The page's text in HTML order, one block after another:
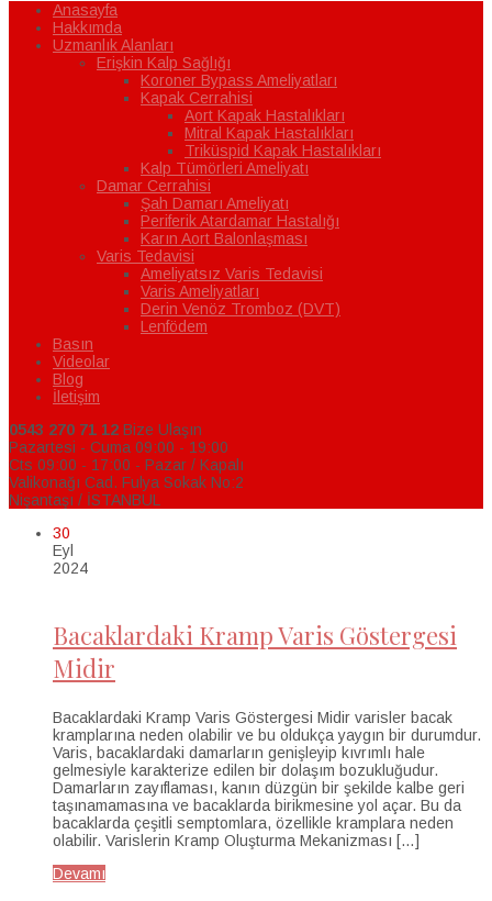
Anasayfa
Hakkımda
Uzmanlık Alanları
Erişkin Kalp Sağlığı
Koroner Bypass Ameliyatları
Kapak Cerrahisi
Aort Kapak Hastalıkları
Mitral Kapak Hastalıkları
Triküspid Kapak Hastalıkları
Kalp Tümörleri Ameliyatı
Damar Cerrahisi
Şah Damarı Ameliyatı
Periferik Atardamar Hastalığı
Karın Aort Balonlaşması
Varis Tedavisi
Ameliyatsız Varis Tedavisi
Varis Ameliyatları
Derin Venöz Tromboz (DVT)
Lenfödem
Basın
Videolar
Blog
İletişim
0543 270 71 12 Bize Ulaşın
Pazartesi - Cuma 09:00 - 19:00
Cts 09:00 - 17:00 - Pazar / Kapalı
Valikonağı Cad. Fulya Sokak No:2
Nişantaşı / İSTANBUL
30
Eyl
2024
Bacaklardaki Kramp Varis Göstergesi
Midir
Bacaklardaki Kramp Varis Göstergesi Midir varisler bacak
kramplarına neden olabilir ve bu oldukça yaygın bir durumdur.
Varis, bacaklardaki damarların genişleyip kıvrımlı hale
gelmesiyle karakterize edilen bir dolaşım bozukluğudur.
Damarların zayıflaması, kanın düzgün bir şekilde kalbe geri
taşınamamasına ve bacaklarda birikmesine yol açar. Bu da
bacaklarda çeşitli semptomlara, özellikle kramplara neden
olabilir. Varislerin Kramp Oluşturma Mekanizması […]
Devamı